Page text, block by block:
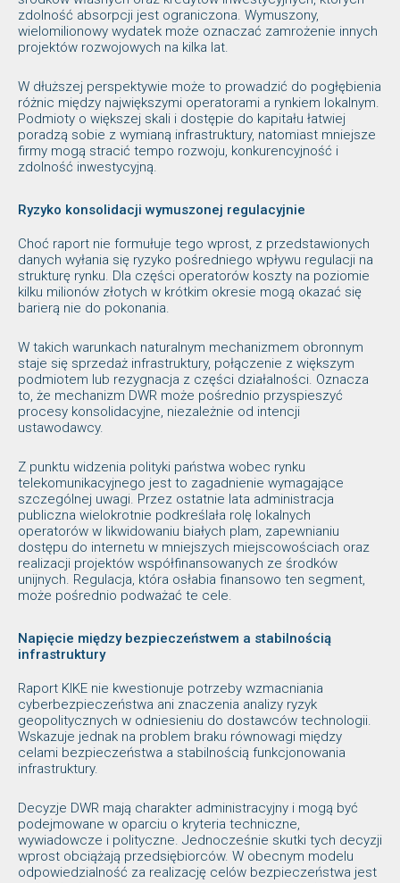
zdolność absorpcji jest ograniczona. Wymuszony,
wielomilionowy wydatek może oznaczać zamrożenie innych
projektów rozwojowych na kilka lat.
W dłuższej perspektywie może to prowadzić do pogłębienia
różnic między największymi operatorami a rynkiem lokalnym.
Podmioty o większej skali i dostępie do kapitału łatwiej
poradzą sobie z wymianą infrastruktury, natomiast mniejsze
firmy mogą stracić tempo rozwoju, konkurencyjność i
zdolność inwestycyjną.
Ryzyko konsolidacji wymuszonej regulacyjnie
Choć raport nie formułuje tego wprost, z przedstawionych
danych wyłania się ryzyko pośredniego wpływu regulacji na
strukturę rynku. Dla części operatorów koszty na poziomie
kilku milionów złotych w krótkim okresie mogą okazać się
barierą nie do pokonania.
W takich warunkach naturalnym mechanizmem obronnym
staje się sprzedaż infrastruktury, połączenie z większym
podmiotem lub rezygnacja z części działalności. Oznacza
to, że mechanizm DWR może pośrednio przyspieszyć
procesy konsolidacyjne, niezależnie od intencji
ustawodawcy.
Z punktu widzenia polityki państwa wobec rynku
telekomunikacyjnego jest to zagadnienie wymagające
szczególnej uwagi. Przez ostatnie lata administracja
publiczna wielokrotnie podkreślała rolę lokalnych
operatorów w likwidowaniu białych plam, zapewnianiu
dostępu do internetu w mniejszych miejscowościach oraz
realizacji projektów współfinansowanych ze środków
unijnych. Regulacja, która osłabia finansowo ten segment,
może pośrednio podważać te cele.
Napięcie między bezpieczeństwem a stabilnością
infrastruktury
Raport KIKE nie kwestionuje potrzeby wzmacniania
cyberbezpieczeństwa ani znaczenia analizy ryzyk
geopolitycznych w odniesieniu do dostawców technologii.
Wskazuje jednak na problem braku równowagi między
celami bezpieczeństwa a stabilnością funkcjonowania
infrastruktury.
Decyzje DWR mają charakter administracyjny i mogą być
podejmowane w oparciu o kryteria techniczne,
wywiadowcze i polityczne. Jednocześnie skutki tych decyzji
wprost obciążają przedsiębiorców. W obecnym modelu
odpowiedzialność za realizację celów bezpieczeństwa jest